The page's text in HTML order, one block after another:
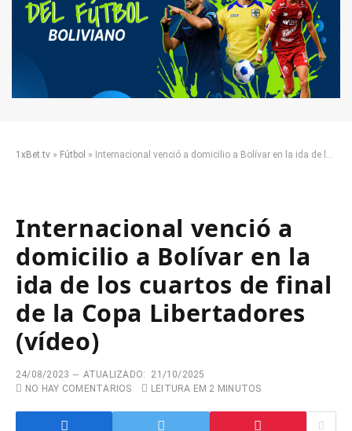
1xBet.tv » Fútbol » Internacional venció a domicilio a Bolívar en la ida de los cuartos de final de la Copa Libertadores (vídeo)
Internacional venció a
domicilio a Bolívar en la
ida de los cuartos de final
de la Copa Libertadores
(vídeo)
24/08/2023 ATUALIZADO:
21/10/2025
NO HAY COMENTARIOS
LEITURA EM 2 MINUTOS